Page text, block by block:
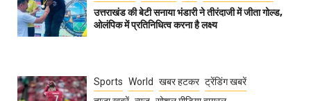
उत्तराखंड की बेटी सनाया भंडारी ने तीरंदाजी में जीता गोल्ड,
ओलंपिक में प्रतिनिधित्व करना है लक्ष्य
Sports World खबर हटकर ट्रेंडिंग खबरें